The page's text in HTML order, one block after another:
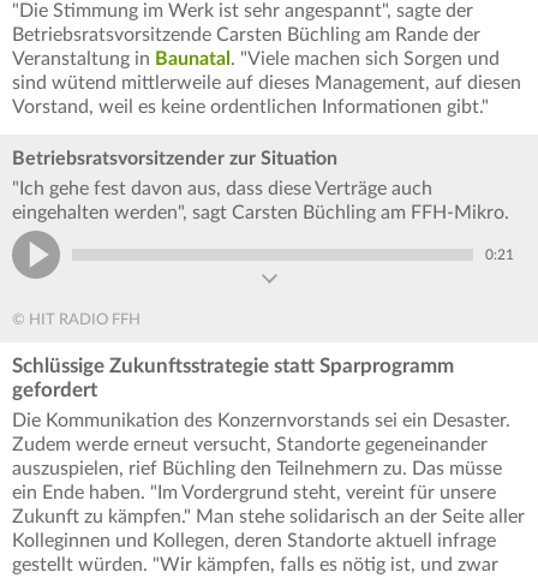
"Die Stimmung im Werk ist sehr angespannt", sagte der
Betriebsratsvorsitzende Carsten Büchling am Rande der
Veranstaltung in Baunatal . "Viele machen sich Sorgen und
sind wütend mittlerweile auf dieses Management, auf diesen
Vorstand, weil es keine ordentlichen Informationen gibt."
Betriebsratsvorsitzender zur Situation
"Ich gehe fest davon aus, dass diese Verträge auch
eingehalten werden", sagt Carsten Büchling am FFH-Mikro.
0:21
© HIT RADIO FFH
Schlüssige Zukunftsstrategie statt Sparprogramm
gefordert
Die Kommunikation des Konzernvorstands sei ein Desaster.
Zudem werde erneut versucht, Standorte gegeneinander
auszuspielen, rief Büchling den Teilnehmern zu. Das müsse
ein Ende haben. "Im Vordergrund steht, vereint für unsere
Zukunft zu kämpfen." Man stehe solidarisch an der Seite aller
Kolleginnen und Kollegen, deren Standorte aktuell infrage
gestellt würden. "Wir kämpfen, falls es nötig ist, und zwar